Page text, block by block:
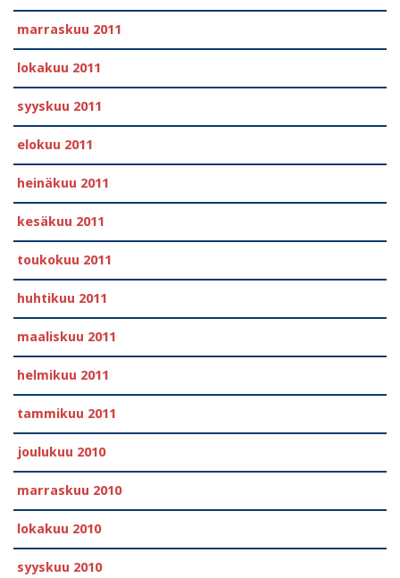
marraskuu 2011
lokakuu 2011
syyskuu 2011
elokuu 2011
heinäkuu 2011
kesäkuu 2011
toukokuu 2011
huhtikuu 2011
maaliskuu 2011
helmikuu 2011
tammikuu 2011
joulukuu 2010
marraskuu 2010
lokakuu 2010
syyskuu 2010